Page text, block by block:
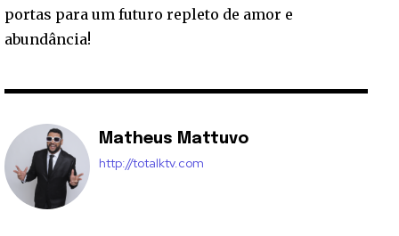
portas para um futuro repleto de amor e
abundância!
Matheus Mattuvo
http://totalktv.com